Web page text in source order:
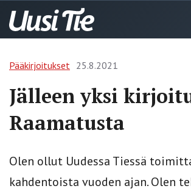
Pääkirjoitukset 25.8.2021
Jälleen yksi
Raamatusta
Olen ollut Uudessa Tiessä
kahdentoista vuoden ajan. Olen